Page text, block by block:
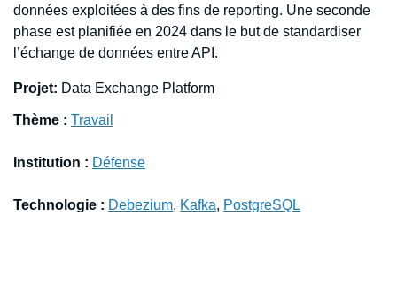
données exploitées à des fins de reporting. Une seconde
phase est planifiée en 2024 dans le but de standardiser
l’échange de données entre API.
Projet: Data Exchange Platform
Thème : Travail
Institution : Défense
Technologie : Debezium, Kafka, PostgreSQL